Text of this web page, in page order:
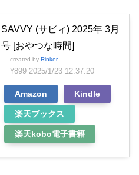
SAVVY (サビィ) 2025年 3月
号 [おやつな時間]
created by Rinker
¥899 2025/1/23 12:37:20
Amazon Kindle
楽天ブックス
楽天kobo電子書籍